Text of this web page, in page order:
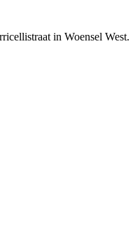
in Woensel West.